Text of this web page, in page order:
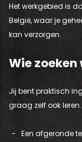
Het werkgebied is
België, waar je
kan verzorgen.
Wie zoeken
Jij bent praktisch
graag zelf ook
Een afgeronde